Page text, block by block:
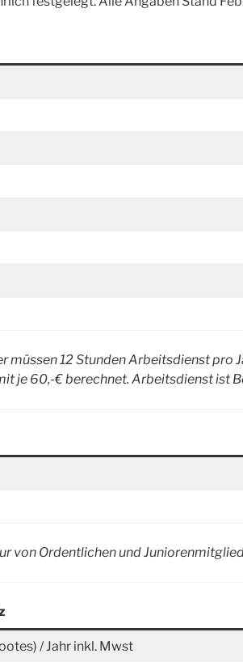
müssen 12 Stunden Arbeitsdienst pro
je 60,-€ berechnet. Arbeitsdienst ist
von Ordentlichen und
/ Jahr inkl. Mwst